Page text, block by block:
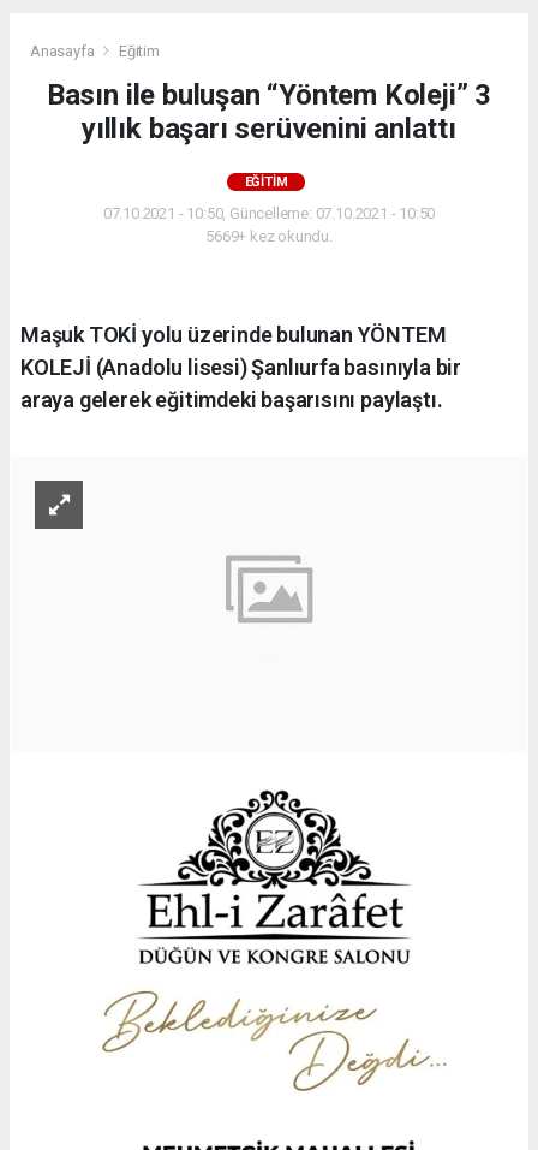
Anasayfa Eğitim
Basın ile buluşan “Yöntem Koleji” 3
yıllık başarı serüvenini anlattı
EĞITIM
07.10.2021 - 10:50, Güncelleme: 07.10.2021 - 10:50
5669+ kez okundu.
Maşuk TOKİ yolu üzerinde bulunan YÖNTEM
KOLEJİ (Anadolu lisesi) Şanlıurfa basınıyla bir
araya gelerek eğitimdeki başarısını paylaştı.